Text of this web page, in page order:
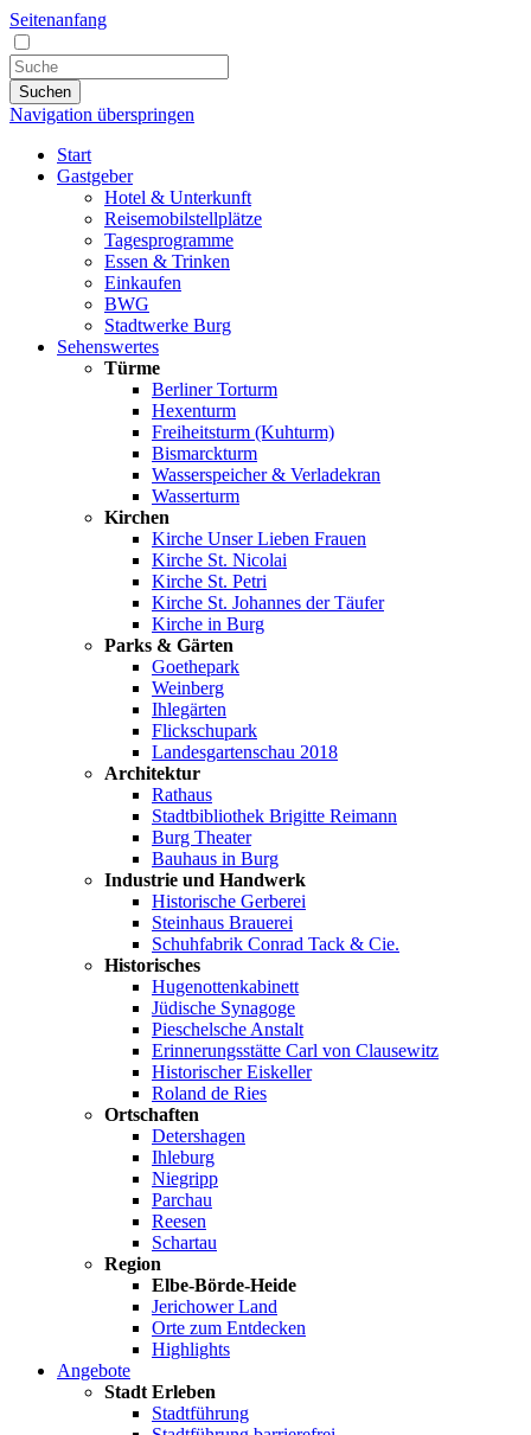
Seitenanfang
Suchen
Navigation überspringen
Start
Gastgeber
Hotel & Unterkunft
Reisemobilstellplätze
Tagesprogramme
Essen & Trinken
Einkaufen
BWG
Stadtwerke Burg
Sehenswertes
Türme
Berliner Torturm
Hexenturm
Freiheitsturm (Kuhturm)
Bismarckturm
Wasserspeicher & Verladekran
Wasserturm
Kirchen
Kirche Unser Lieben Frauen
Kirche St. Nicolai
Kirche St. Petri
Kirche St. Johannes der Täufer
Kirche in Burg
Parks & Gärten
Goethepark
Weinberg
Ihlegärten
Flickschupark
Landesgartenschau 2018
Architektur
Rathaus
Stadtbibliothek Brigitte Reimann
Burg Theater
Bauhaus in Burg
Industrie und Handwerk
Historische Gerberei
Steinhaus Brauerei
Schuhfabrik Conrad Tack & Cie.
Historisches
Hugenottenkabinett
Jüdische Synagoge
Pieschelsche Anstalt
Erinnerungsstätte Carl von Clausewitz
Historischer Eiskeller
Roland de Ries
Ortschaften
Detershagen
Ihleburg
Niegripp
Parchau
Reesen
Schartau
Region
Elbe-Börde-Heide
Jerichower Land
Orte zum Entdecken
Highlights
Angebote
Stadt Erleben
Stadtführung